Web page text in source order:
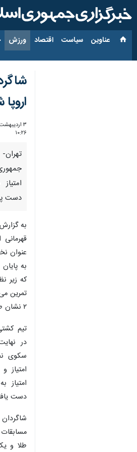
عناوین‌ سیاست اقتصاد ورزش
۱۰:۲۶
دست
به
عنوان
به
که زیر
تمرین
۲ نشان طلا و سه مدال برنز شدند.
تیم
امتیاز
دست